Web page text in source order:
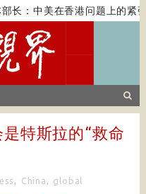
长：中美在香港问题上的紧张
特斯拉的“救命
, China , global